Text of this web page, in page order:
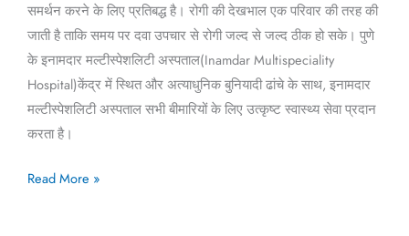
समर्थन करने के लिए प्रतिबद्ध है। रोगी की देखभाल एक परिवार की तरह की
जाती है ताकि समय पर दवा उपचार से रोगी जल्द से जल्द ठीक हो सके। पुणे
के इनामदार मल्टीस्पेशलिटी अस्पताल(Inamdar Multispeciality
Hospital)केंद्र में स्थित और अत्याधुनिक बुनियादी ढांचे के साथ, इनामदार
मल्टीस्पेशलिटी अस्पताल सभी बीमारियों के लिए उत्कृष्ट स्वास्थ्य सेवा प्रदान
करता है।
Read More »